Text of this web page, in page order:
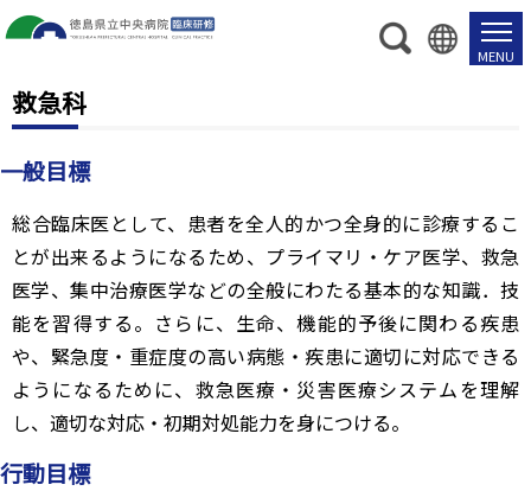
救急科
一般目標
総合臨床医として、患者を全人的かつ全身的に診療するこ
とが出来るようになるため、プライマリ・ケア医学、救急
医学、集中治療医学などの全般にわたる基本的な知識．技
能を習得する。さらに、生命、機能的予後に関わる疾患
や、緊急度・重症度の高い病態・疾患に適切に対応できる
ようになるために、救急医療・災害医療システムを理解
し、適切な対応・初期対処能力を身につける。
行動目標